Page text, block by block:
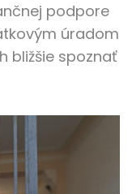
podpore
úradom
bližšie spoznať